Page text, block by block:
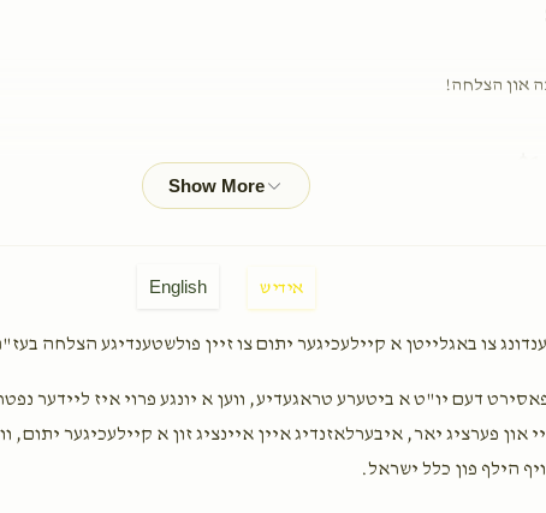
און הצלחה!
up the energy live
English אידיש
צו באגלייטן א קיילעכיגער יתום צו זיין פולשטענדיגע הצלחה
דעם יו"ט א ביטערע טראגעדיע, ווען א יונגע פרוי איז ליידער נפטר
און פערציג יאר, איבערלאזנדיג איין איינציג זון א קיילעכיגער יתום,
הילף פון כלל ישראל.